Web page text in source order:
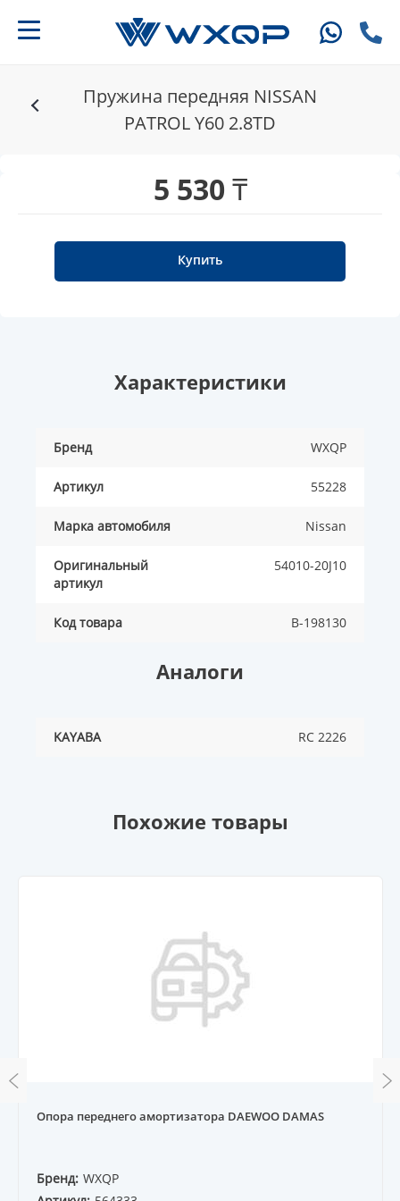
Пружина передняя NISSAN
PATROL Y60 2.8TD
5 530 ₸
Купить
Характеристики
Бренд WXQP
Артикул 55228
Марка автомобиля Nissan
Оригинальный
артикул
54010-20J10
Код товара B-198130
Аналоги
KAYABA RC 2226
Похожие товары
Опора переднего амортизатора DAEWOO DAMAS
Бренд: WXQP